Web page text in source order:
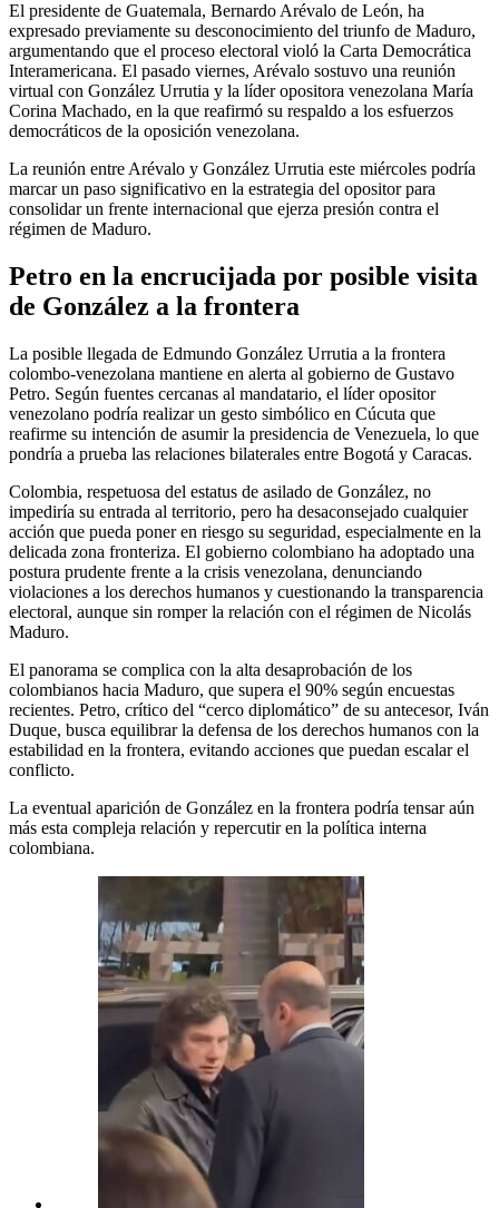
El presidente de Guatemala, Bernardo Arévalo de León, ha
expresado previamente su desconocimiento del triunfo de Maduro,
argumentando que el proceso electoral violó la Carta Democrática
Interamericana. El pasado viernes, Arévalo sostuvo una reunión
virtual con González Urrutia y la líder opositora venezolana María
Corina Machado, en la que reafirmó su respaldo a los esfuerzos
democráticos de la oposición venezolana.
La reunión entre Arévalo y González Urrutia este miércoles podría
marcar un paso significativo en la estrategia del opositor para
consolidar un frente internacional que ejerza presión contra el
régimen de Maduro.
Petro en la encrucijada por posible visita
de González a la frontera
La posible llegada de Edmundo González Urrutia a la frontera
colombo-venezolana mantiene en alerta al gobierno de Gustavo
Petro. Según fuentes cercanas al mandatario, el líder opositor
venezolano podría realizar un gesto simbólico en Cúcuta que
reafirme su intención de asumir la presidencia de Venezuela, lo que
pondría a prueba las relaciones bilaterales entre Bogotá y Caracas.
Colombia, respetuosa del estatus de asilado de González, no
impediría su entrada al territorio, pero ha desaconsejado cualquier
acción que pueda poner en riesgo su seguridad, especialmente en la
delicada zona fronteriza. El gobierno colombiano ha adoptado una
postura prudente frente a la crisis venezolana, denunciando
violaciones a los derechos humanos y cuestionando la transparencia
electoral, aunque sin romper la relación con el régimen de Nicolás
Maduro.
El panorama se complica con la alta desaprobación de los
colombianos hacia Maduro, que supera el 90% según encuestas
recientes. Petro, crítico del “cerco diplomático” de su antecesor, Iván
Duque, busca equilibrar la defensa de los derechos humanos con la
estabilidad en la frontera, evitando acciones que puedan escalar el
conflicto.
La eventual aparición de González en la frontera podría tensar aún
más esta compleja relación y repercutir en la política interna
colombiana.